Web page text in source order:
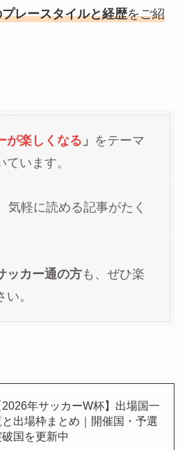
レースタイルと経歴をご紹
が楽しくなる 」 をテーマ
ています。
気軽に読める記事がたく
ッカー通の方も、ぜひ楽
。
2026年サッカーW杯】出場国一
と出場枠まとめ｜開催国・予選
破国を更新中